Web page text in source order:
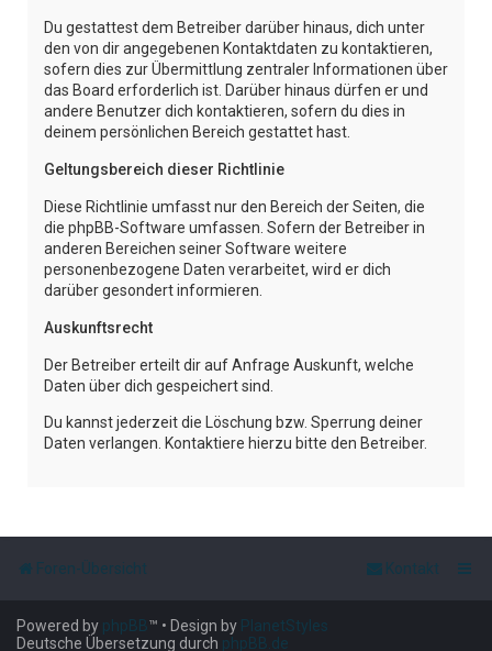
Du gestattest dem Betreiber darüber hinaus, dich unter
den von dir angegebenen Kontaktdaten zu kontaktieren,
sofern dies zur Übermittlung zentraler Informationen über
das Board erforderlich ist. Darüber hinaus dürfen er und
andere Benutzer dich kontaktieren, sofern du dies in
deinem persönlichen Bereich gestattet hast.
Geltungsbereich dieser Richtlinie
Diese Richtlinie umfasst nur den Bereich der Seiten, die
die phpBB-Software umfassen. Sofern der Betreiber in
anderen Bereichen seiner Software weitere
personenbezogene Daten verarbeitet, wird er dich
darüber gesondert informieren.
Auskunftsrecht
Der Betreiber erteilt dir auf Anfrage Auskunft, welche
Daten über dich gespeichert sind.
Du kannst jederzeit die Löschung bzw. Sperrung deiner
Daten verlangen. Kontaktiere hierzu bitte den Betreiber.
Foren-Übersicht Kontakt
Powered by phpBB™ • Design by PlanetStyles
Deutsche Übersetzung durch phpBB.de